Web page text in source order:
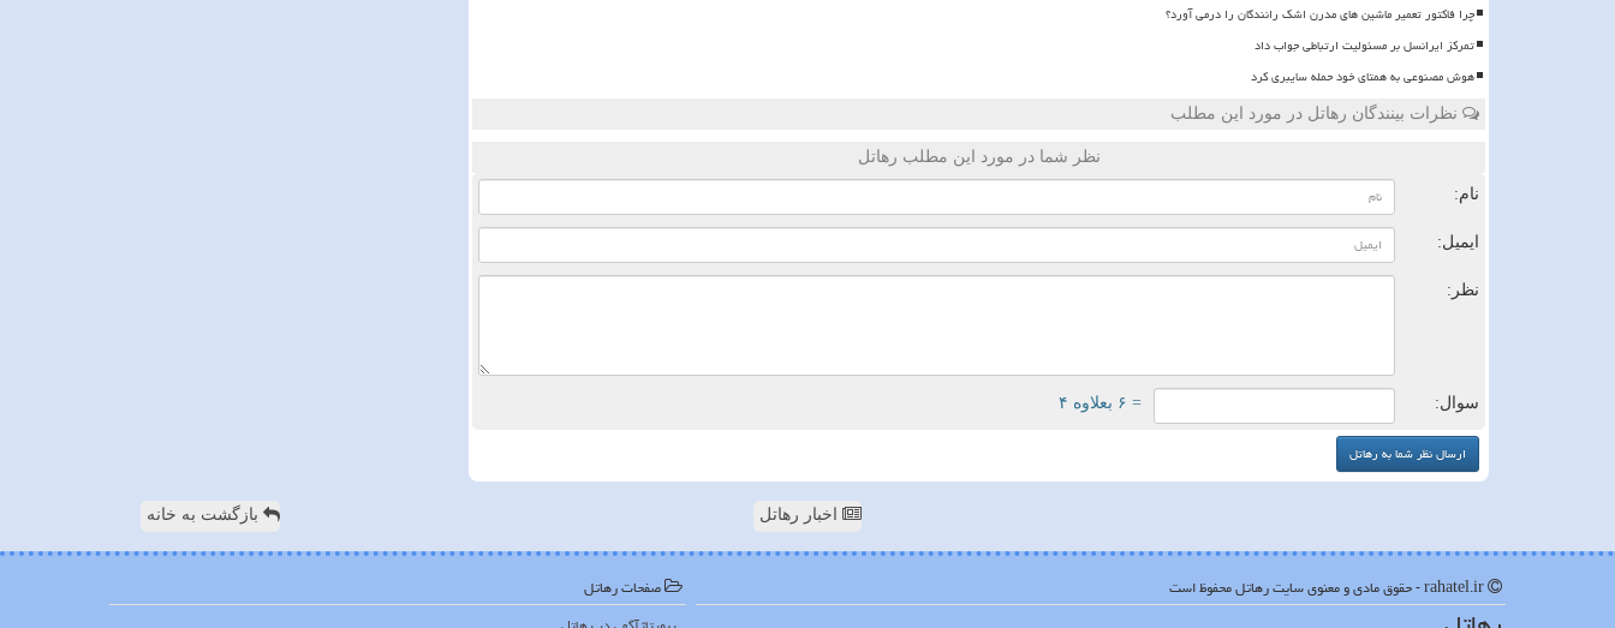
چرا فاکتور تعمیر ماشین های مدرن اشک رانندگان را درمی آورد؟
تمرکز ایرانسل بر مسئولیت ارتباطی جواب داد
هوش مصنوعی به همتای خود حمله سایبری کرد
نظرات بینندگان رهاتل در مورد این مطلب
نظر شما در مورد این مطلب رهاتل
نام:
ایمیل:
نظر:
سوال: = ۶ بعلاوه ۴
اخبار رهاتل بازگشت به خانه
صفحات رهاتل